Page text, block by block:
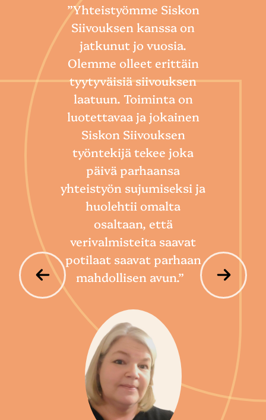
”Yhteistyömme Siskon
Siivouksen kanssa on
jatkunut jo vuosia.
Olemme olleet erittäin
tyytyväisiä siivouksen
laatuun. Toiminta on
luotettavaa ja jokainen
Siskon Siivouksen
työntekijä tekee joka
päivä parhaansa
yhteistyön sujumiseksi ja
huolehtii omalta
osaltaan, että
verivalmisteita saavat
potilaat saavat parhaan
mahdollisen avun.”